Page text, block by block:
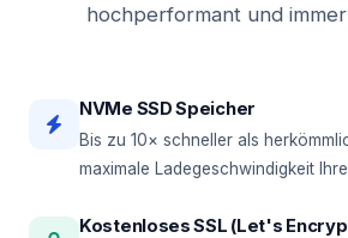
hochperformant und
NVMe SSD Speicher
Bis zu 10× schneller als
maximale Ladegeschwindigkeit
Kostenloses SSL (Let's